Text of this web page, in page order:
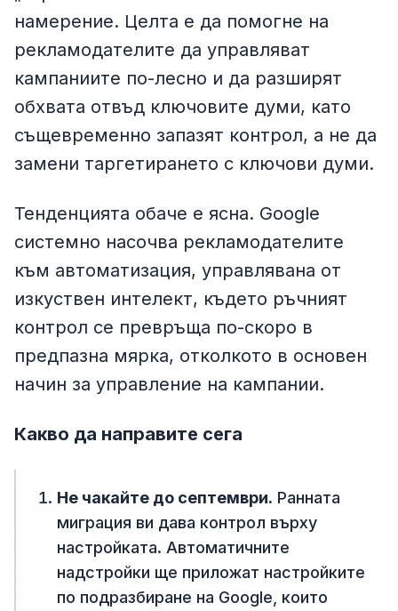
намерение. Целта е да помогне на
рекламодателите да управляват
кампаниите по-лесно и да разширят
обхвата отвъд ключовите думи, като
същевременно запазят контрол, а не да
замени таргетирането с ключови думи.
Тенденцията обаче е ясна. Google
системно насочва рекламодателите
към автоматизация, управлявана от
изкуствен интелект, където ръчният
контрол се превръща по-скоро в
предпазна мярка, отколкото в основен
начин за управление на кампании.
Какво да направите сега
Не чакайте до септември. Ранната
миграция ви дава контрол върху
настройката. Автоматичните
надстройки ще приложат настройките
по подразбиране на Google, които